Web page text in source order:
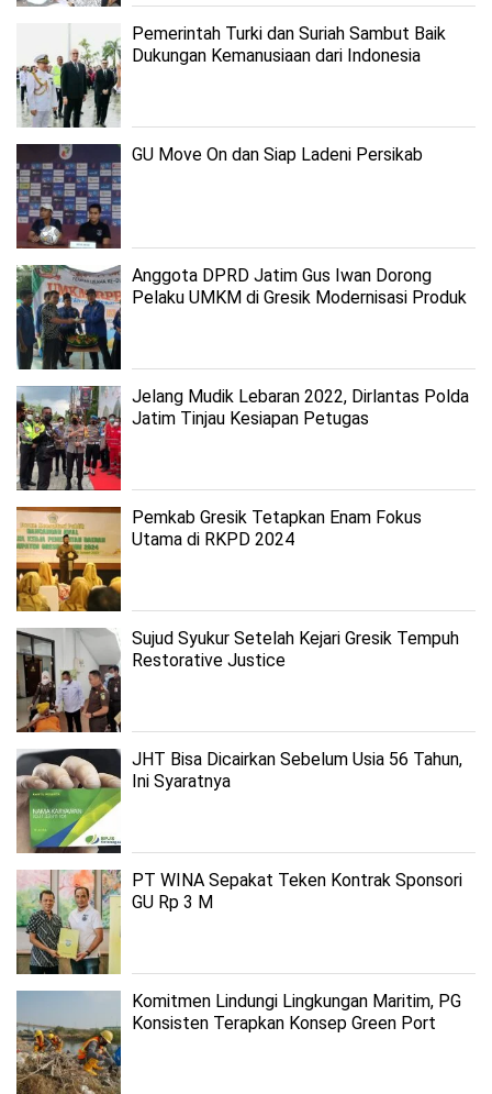
Pemerintah Turki dan Suriah Sambut Baik
Dukungan Kemanusiaan dari Indonesia
GU Move On dan Siap Ladeni Persikab
Anggota DPRD Jatim Gus Iwan Dorong
Pelaku UMKM di Gresik Modernisasi Produk
Jelang Mudik Lebaran 2022, Dirlantas Polda
Jatim Tinjau Kesiapan Petugas
Pemkab Gresik Tetapkan Enam Fokus
Utama di RKPD 2024
Sujud Syukur Setelah Kejari Gresik Tempuh
Restorative Justice
JHT Bisa Dicairkan Sebelum Usia 56 Tahun,
Ini Syaratnya
PT WINA Sepakat Teken Kontrak Sponsori
GU Rp 3 M
Komitmen Lindungi Lingkungan Maritim, PG
Konsisten Terapkan Konsep Green Port